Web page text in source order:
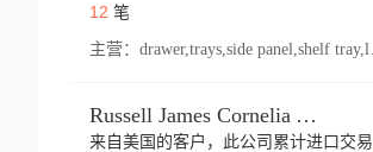
12 笔
主营：
Russell James Cornelia Arlington Va
来自美国的客户，此公司累计进口交易